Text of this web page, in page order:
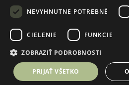
©2025
Coding
+421 917 997 120
mám
NEVYHNUTNE POTREBNÉ
CIELENIE FUNKCIE
ZOBRAZIŤ PODROBNOSTI
PRIJAŤ VŠETKO